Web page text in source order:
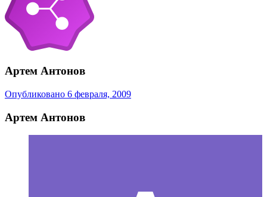
Артем Антонов
Опубликовано 6 февраля, 2009
Артем Антонов